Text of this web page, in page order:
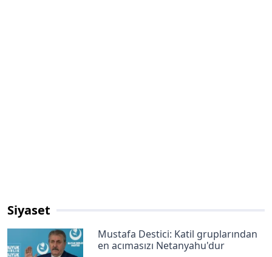
Siyaset
Mustafa Destici: Katil gruplarından
en acımasızı Netanyahu'dur